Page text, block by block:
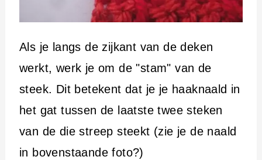
Als je langs de zijkant van de deken
werkt, werk je om de "stam" van de
steek. Dit betekent dat je je haaknaald in
het gat tussen de laatste twee steken
van de die streep steekt (zie je de naald
in bovenstaande foto?)